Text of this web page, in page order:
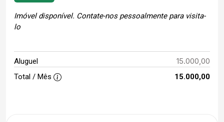
Imóvel disponível. Contate-nos pessoalmente para visita-
lo
Aluguel 15.000,00
Total / Mês 15.000,00